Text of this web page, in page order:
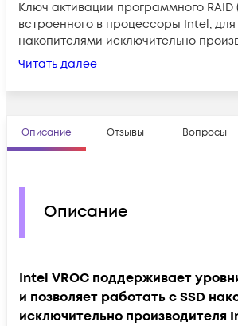
Ключ активации программного RAID
встроенного в процессоры Intel, для
накопителями исключительно
Читать далее
Описание Отзывы Вопросы
Описание
Intel VROC поддерживает уровни
и позволяет работать с SSD
исключительно производителя